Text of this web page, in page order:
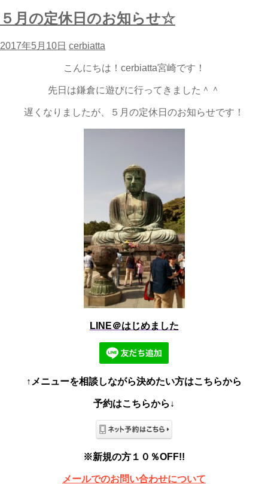
５月の定休日のお知らせ☆
2017年5月10日 cerbiatta
こんにちは！cerbiatta宮崎です！
先日は鎌倉に遊びに行ってきました＾＾
遅くなりましたが、５月の定休日のお知らせです！
LINE＠はじめました
↑メニューを相談しながら決めたい方はこちらから
予約はこちらから↓
※新規の方１０％OFF!!
メールでのお問い合わせについて